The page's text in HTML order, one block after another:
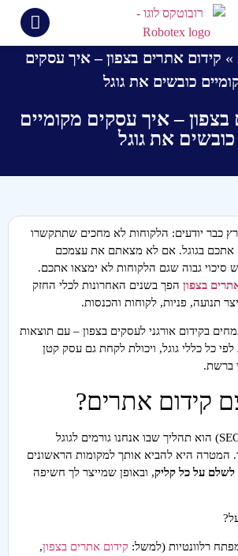
» קידום אתרים בצפון – איך עסקים
כובשים את גוגל
– איך עסקים מקומיים
כובשים את גוגל
כבר יודעים: הלקוחות לא מחכים שתתקשרו
בגוגל. אם לא מצאתם את עצמכם
סיכוי גבוה שגם הלקוחות לא ימצאו אתכם.
בצפון הפך בשנים האחרונות לכלי החזק
תנועה, פניות, לקוחות והכנסות.
בקידום אורגני לעסקים בצפון – עם תוצאות
לפי כל כללי גוגל, ויכולת לקחת גם עסק קטן
ברשת.
קידום אתרים?
קידום אתרים אורגני (SEO) הוא תהליך שבו אנחנו גורמים לגוגל
היא להביא אותך למקומות הראשונים
לשלם על כל קליק, ובאופן שמייצר לך חשיפה
רלוונטיות (למשל: קידום אתרים בצפון,